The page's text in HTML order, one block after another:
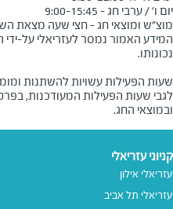
מוצ"ש ומוצאי חג - חצי שעה מצאת השבת/
המידע האמור נמסר לעזריאלי על-ידי
שעות הפעילות עשויות להשתנות
לגבי שעות הפעילות המעודכנות,
ובמוצאי החג.
קניוני עזריאלי
עזריאלי אילון
עזריאלי תל אביב